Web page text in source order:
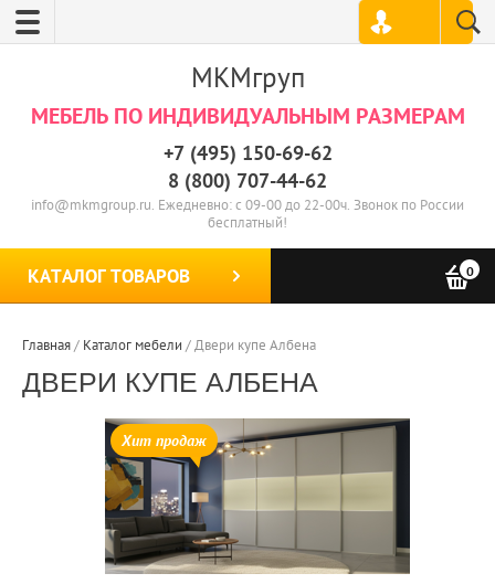
МКМгруп
МЕБЕЛЬ ПО ИНДИВИДУАЛЬНЫМ РАЗМЕРАМ
+7 (495) 150-69-62
8 (800) 707-44-62
info@mkmgroup.ru. Ежедневно: с 09-00 до 22-00ч. Звонок по России
бесплатный!
КАТАЛОГ ТОВАРОВ 0
Главная/ Каталог мебели /Двери купе Албена
ДВЕРИ КУПЕ АЛБЕНА
Хит продаж